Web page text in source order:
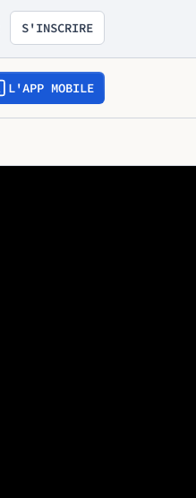
S'INSCRIRE
L'APP MOBILE